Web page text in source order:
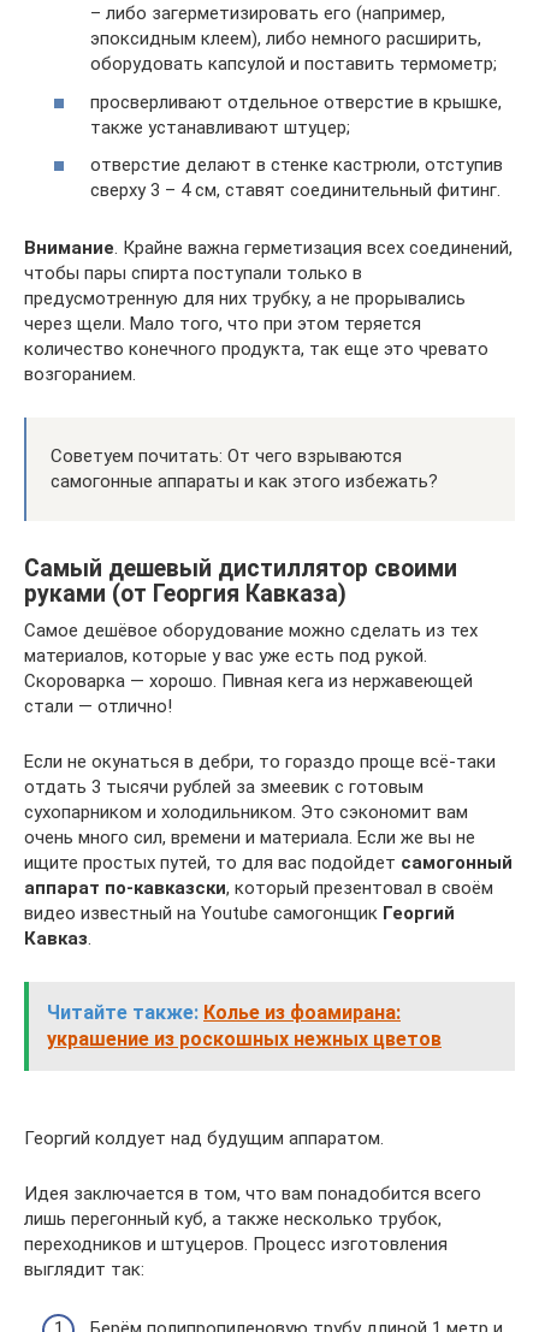
– либо загерметизировать его (например,
эпоксидным клеем), либо немного расширить,
оборудовать капсулой и поставить термометр;
просверливают отдельное отверстие в крышке,
также устанавливают штуцер;
отверстие делают в стенке кастрюли, отступив
сверху 3 – 4 см, ставят соединительный фитинг.
Внимание. Крайне важна герметизация всех соединений,
чтобы пары спирта поступали только в
предусмотренную для них трубку, а не прорывались
через щели. Мало того, что при этом теряется
количество конечного продукта, так еще это чревато
возгоранием.
Советуем почитать: От чего взрываются
самогонные аппараты и как этого избежать?
Самый дешевый дистиллятор своими
руками (от Георгия Кавказа)
Самое дешёвое оборудование можно сделать из тех
материалов, которые у вас уже есть под рукой.
Скороварка — хорошо. Пивная кега из нержавеющей
стали — отлично!
Если не окунаться в дебри, то гораздо проще всё-таки
отдать 3 тысячи рублей за змеевик с готовым
сухопарником и холодильником. Это сэкономит вам
очень много сил, времени и материала. Если же вы не
ищите простых путей, то для вас подойдет самогонный
аппарат по-кавказски, который презентовал в своём
видео известный на Youtube самогонщик Георгий
Кавказ.
Читайте также: Колье из фоамирана:
украшение из роскошных нежных цветов
Георгий колдует над будущим аппаратом.
Идея заключается в том, что вам понадобится всего
лишь перегонный куб, а также несколько трубок,
переходников и штуцеров. Процесс изготовления
выглядит так: